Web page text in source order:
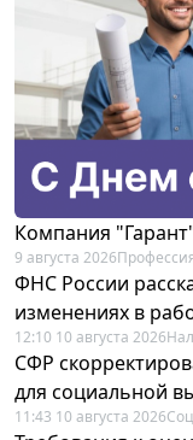
Компания
9 августа 2026
ФНС России
изменениях в
12:10 10 августа 2026
СФР
для социальной
11:43 10 августа 2026